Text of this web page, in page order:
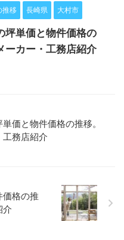
推移 長崎県 大村市
坪単価と物件価格の
ーカー・工務店紹介
価と物件価格の推移。
務店紹介
格の推
介